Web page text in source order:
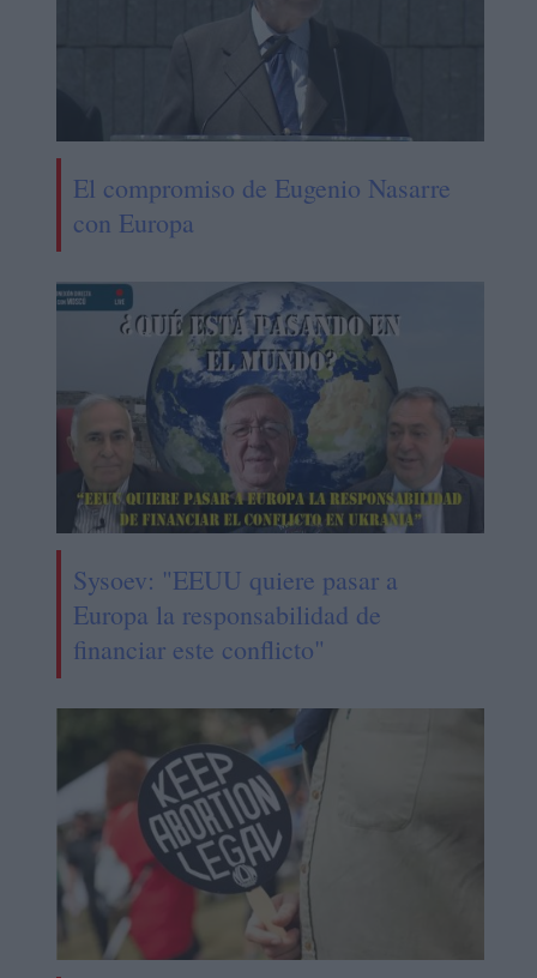
El compromiso de Eugenio Nasarre
con Europa
Sysoev: "EEUU quiere pasar a
Europa la responsabilidad de
financiar este conflicto"